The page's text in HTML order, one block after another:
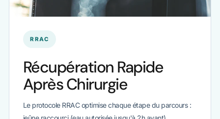
RRAC
Récupération Rapide
Après Chirurgie
Le protocole RRAC optimise chaque étape du parcours :